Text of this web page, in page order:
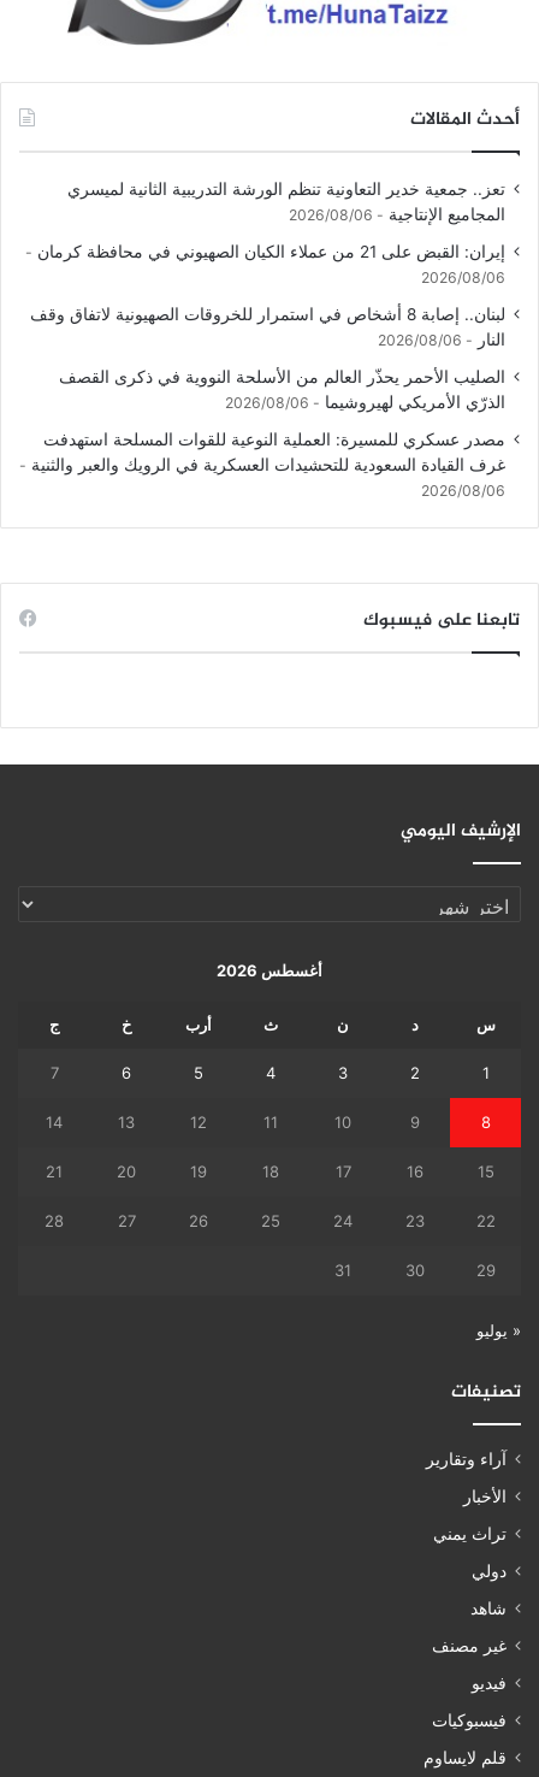
أحدث المقالات
تعز.. جمعية خدير التعاونية تنظم الورشة التدريبية الثانية لميسري
المجاميع الإنتاجية
2026/08/06
إيران: القبض على 21 من عملاء الكيان الصهيوني في محافظة كرمان
2026/08/06
لبنان.. إصابة 8 أشخاص في استمرار للخروقات الصهيونية لاتفاق وقف
النار
2026/08/06
الصليب الأحمر يحذّر العالم من الأسلحة النووية في ذكرى القصف
الذرّي الأمريكي لهيروشيما
2026/08/06
مصدر عسكري للمسيرة: العملية النوعية للقوات المسلحة استهدفت
غرف القيادة السعودية للتحشيدات العسكرية في الرويك والعبر والثنية
2026/08/06
تابعنا على فيسبوك
الإرشيف اليومي
الإرشيف
أغسطس 2026
س د ن ث أرب خ ج
1
2
3
4
5
6
7
8
9
10
11
12
13
14
15
16
17
18
19
20
21
22
23
24
25
26
27
28
29
30
31
« يوليو
تصنيفات
آراء وتقارير
الأخبار
تراث يمني
دولي
شاهد
غير مصنف
فيديو
فيسبوكيات
قلم لايساوم